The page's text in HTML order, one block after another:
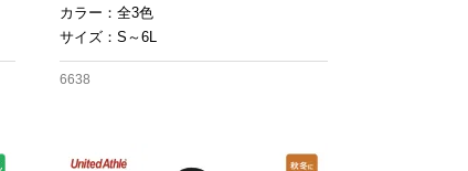
カラー：全3色
サイズ：S～6L
6638